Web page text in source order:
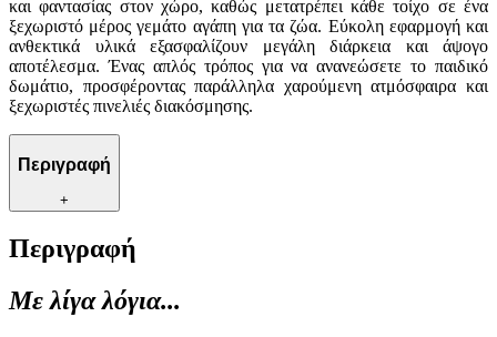
και φαντασίας στον χώρο, καθώς μετατρέπει κάθε τοίχο σε ένα
ξεχωριστό μέρος γεμάτο αγάπη για τα ζώα. Εύκολη εφαρμογή και
ανθεκτικά υλικά εξασφαλίζουν μεγάλη διάρκεια και άψογο
αποτέλεσμα. Ένας απλός τρόπος για να ανανεώσετε το παιδικό
δωμάτιο, προσφέροντας παράλληλα χαρούμενη ατμόσφαιρα και
ξεχωριστές πινελιές διακόσμησης.
Περιγραφή
+
Περιγραφή
Με λίγα λόγια...